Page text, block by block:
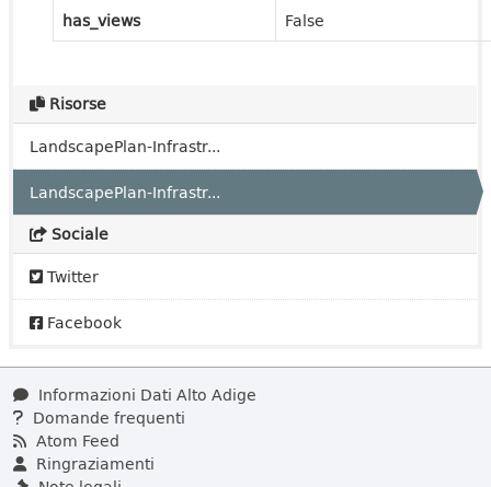
Risorse
LandscapePlan-Infrastr...
LandscapePlan-Infrastr...
Sociale
Twitter
Facebook
has_views False
Informazioni Dati Alto Adige
Domande frequenti
Atom Feed
Ringraziamenti